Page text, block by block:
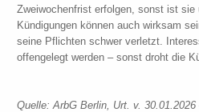
Zweiwochenfrist erfolgen, sonst ist sie
Kündigungen können auch wirksam
seine Pflichten schwer verletzt.
offengelegt werden – sonst droht die
Quelle: ArbG Berlin, Urt. v.